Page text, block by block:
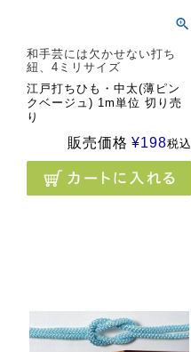
和手芸には欠かせない打ち
紐、4ミリサイズ
江戸打ちひも・中太(薄ピン
クベージュ) 1m単位 切り売
り
販売価格 ¥198税込